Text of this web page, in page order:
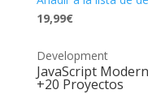
19,99€
Development
JavaScript
+20 Proyectos